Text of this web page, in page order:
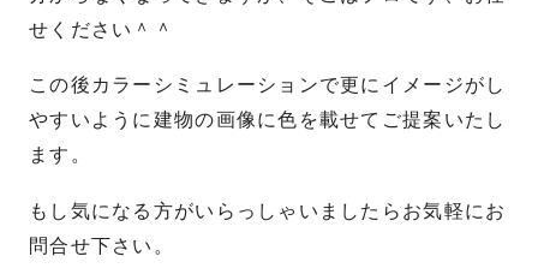
せください＾＾
この後カラーシミュレーションで更にイメージがし
やすいように建物の画像に色を載せてご提案いたし
ます。
もし気になる方がいらっしゃいましたらお気軽にお
問合せ下さい。